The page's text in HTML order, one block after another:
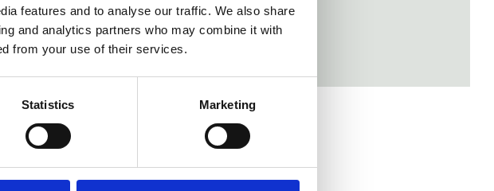
features and to analyse our traffic. We also share
and analytics partners who may combine it with
from your use of their services.
Statistics Marketing